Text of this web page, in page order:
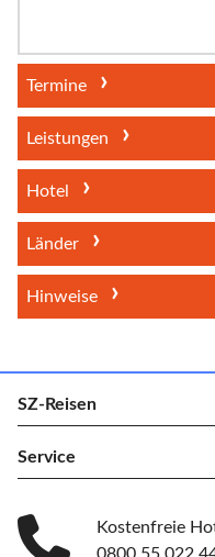
Termine
Leistungen
Hotel
Länder
Hinweise
SZ-Reisen
Service
Kostenfreie